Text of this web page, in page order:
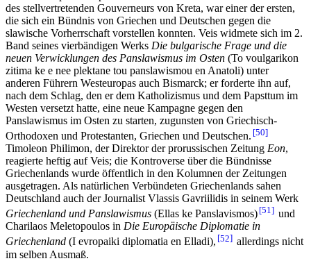
des stellvertretenden Gouverneurs von Kreta, war einer der ersten,
die sich ein Bündnis von Griechen und Deutschen gegen die
slawische Vorherrschaft vorstellen konnten. Veis widmete sich im 2.
Band seines vierbändigen Werks Die bulgarische Frage und die
neuen Verwicklungen des Panslawismus im Osten (To voulgarikon
zitima ke e nee plektane tou panslawismou en Anatoli) unter
anderen Führern Westeuropas auch Bismarck; er forderte ihn auf,
nach dem Schlag, den er dem Katholizismus und dem Papsttum im
Westen versetzt hatte, eine neue Kampagne gegen den
Panslawismus im Osten zu starten, zugunsten von Griechisch-
Orthodoxen und Protestanten, Griechen und Deutschen. 50
Timoleon Philimon, der Direktor der prorussischen Zeitung Eon,
reagierte heftig auf Veis; die Kontroverse über die Bündnisse
Griechenlands wurde öffentlich in den Kolumnen der Zeitungen
ausgetragen. Als natürlichen Verbündeten Griechenlands sahen
Deutschland auch der Journalist Vlassis Gavriilidis in seinem Werk
Griechenland und Panslawismus (Ellas ke Panslavismos) 51
und
Charilaos Meletopoulos in Die Europäische Diplomatie in
Griechenland (I evropaiki diplomatia en Elladi), 52
allerdings nicht
im selben Ausmaß.